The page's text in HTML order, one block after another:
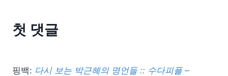
첫 댓글
핑백: 다시 보는 박근혜의 명언들 :: 수다피플 –